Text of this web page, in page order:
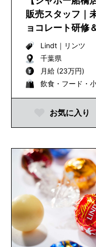
販売スタッフ｜
ョコレート研修
Lindt｜ リンツ
千葉県
月給 (23万円)
飲食・フード・
お気に入り